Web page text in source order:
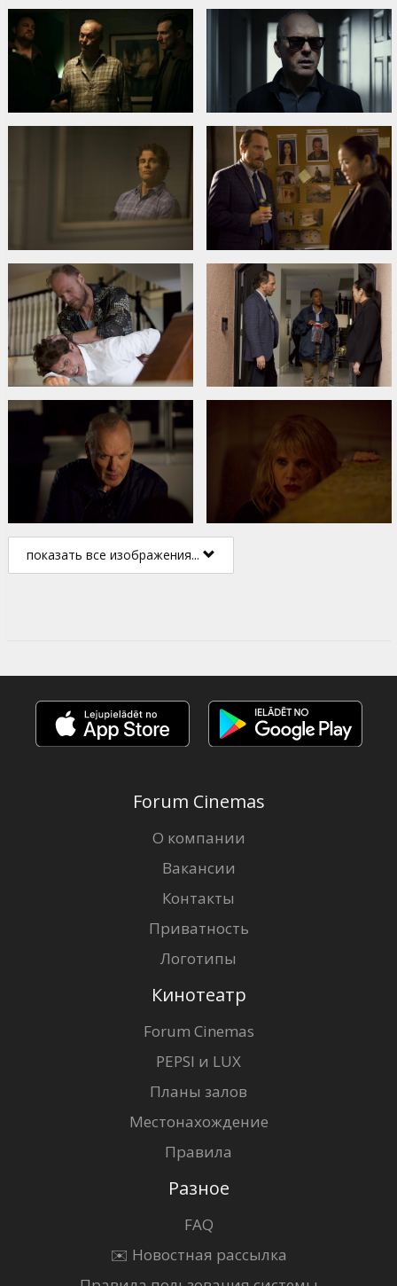
показать все изображения...
Forum Cinemas
О компании
Вакансии
Контакты
Приватность
Логотипы
Кинотеатр
Forum Cinemas
PEPSI и LUX
Планы залов
Местонахождение
Правила
Разное
FAQ
✉️ Новостная рассылка